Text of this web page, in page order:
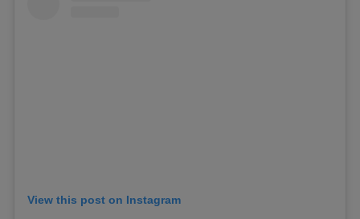
View this post on Instagram